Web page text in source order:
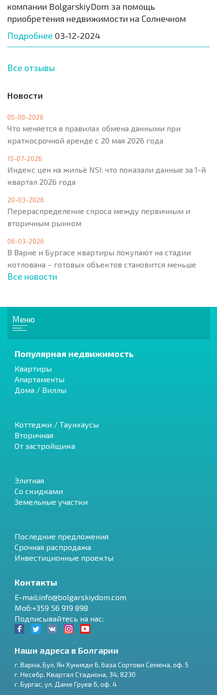
компании BolgarskiyDom за помощь
приобретения недвижимости на Солнечном
Подробнее 03-12-2024
Все отзывы
Новости
05-08-2026
Что меняется в правилах обмена данными при
краткосрочной аренде с 20 мая 2026 года
15-07-2026
Индекс цен на жильё NSI: что показали данные за 1-й
квартал 2026 года
20-03-2026
Перераспределение спроса между первичным и
вторичным рынком
06-03-2026
В Варне и Бургасе квартиры покупают на стадии
котлована – готовых объектов становится меньше
Все новости
Меню
Популярная недвижимость
Квартиры
Апартаменты
Дома / Виллы
Коттеджи / Таунхаусы
Вторичная
От застройщика
Элитная
Со скидками
Земельные участки
Последние предложения
Срочная распродажа
Инвестиционные проекты
Контакты
E-mail:info@bolgarskiydom.com
Моб:+359 56 919 898
Подписывайтесь на нас:
Наши адреса в Болгарии
г. Варна, Бул. Ян Хунияди 6, база Сортови Семена, оф. 5
г. Несебр, Квартал Стадиона, 34, 8230
г. Бургас, ул. Даме Груев 6, оф. 4